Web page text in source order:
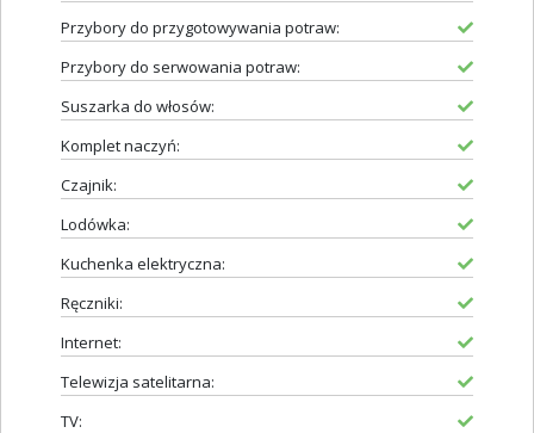
Przybory do przygotowywania potraw:
Przybory do serwowania potraw:
Suszarka do włosów:
Komplet naczyń:
Czajnik:
Lodówka:
Kuchenka elektryczna:
Ręczniki:
Internet:
Telewizja satelitarna:
TV: